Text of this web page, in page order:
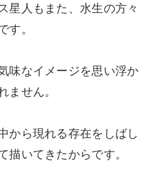
星人もまた、水生の方々
す。
味なイメージを思い浮か
ません。
から現れる存在をしばし
描いてきたからです。